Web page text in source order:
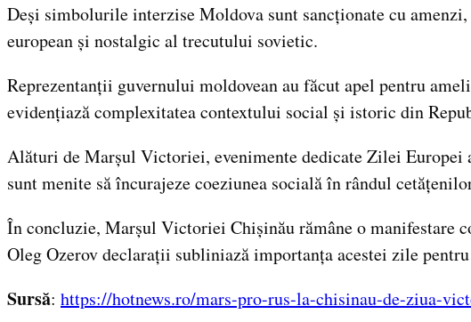
Deși simbolurile interzise Moldova sunt sancționate cu
european și nostalgic al trecutului sovietic.
Reprezentanții guvernului moldovean au făcut apel pentru
evidențiază complexitatea contextului social și istoric din
Alături de Marșul Victoriei, evenimente dedicate Zilei
sunt menite să încurajeze coeziunea socială în rândul
În concluzie, Marșul Victoriei Chișinău rămâne o manifestare
Oleg Ozerov declarații subliniază importanța acestei zile
Sursă: https://hotnews.ro/mars-pro-rus-la-chisinau-de-ziua-